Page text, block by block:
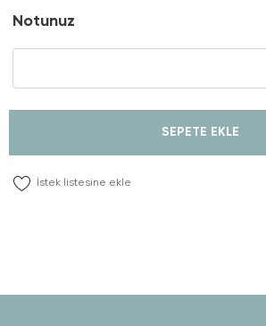
Notunuz
SEPETE EKLE
İstek listesine ekle